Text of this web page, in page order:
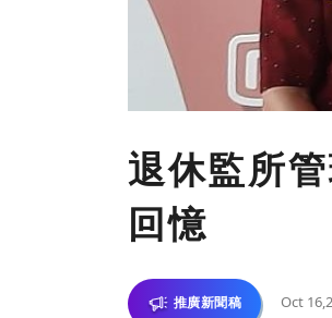
退休監所
回憶
推廣新聞稿 Oct